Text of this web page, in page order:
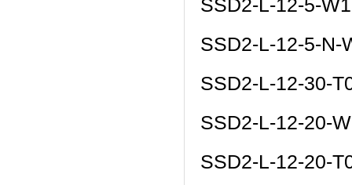
SSD2-L-12-5-W1
SSD2-L-12-5-N-
SSD2-L-12-30-
SSD2-L-12-20-
SSD2-L-12-20-